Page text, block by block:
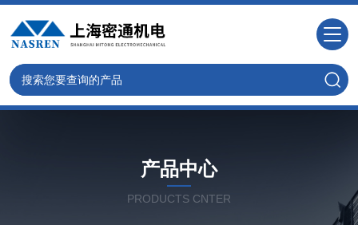
产品中心
PRODUCTS CNTER